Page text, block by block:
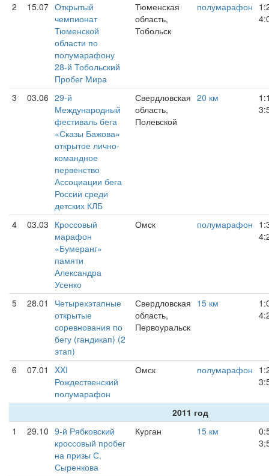
2 15.07 Открытый
чемпионат
Тюменской
области по
полумарафону
28-й Тобольский
Пробег Мира
Тюменская
область,
Тобольск
полумарафон
3 03.06 29-й
Международный
фестиваль бега
«Сказы Бажова»
открытое лично-
командное
первенство
Ассоциации бега
России среди
детских КЛБ
Свердловская
область,
Полевской
20 км
4 03.03 Кроссовый
марафон
«Бумеранг»
памяти
Александра
Усенко
Омск полумарафон
5 28.01
Четырехэтапные
открытые
соревнования по
бегу (гандикап) (2
этап)
Свердловская
область,
Первоуральск
15 км
6 07.01
XXI
Рождественский
полумарафон
Омск полумарафон
2011 год
1
29.10 9-й Рябковский
кроссовый пробег
на призы С.
Сыренкова
Курган 15 км